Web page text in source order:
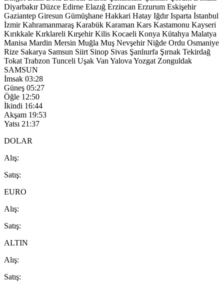
Diyarbakır Düzce Edirne Elazığ Erzincan Erzurum Eskişehir
Gaziantep Giresun Gümüşhane Hakkari Hatay Iğdır Isparta İstanbul
İzmir Kahramanmaraş Karabük Karaman Kars Kastamonu Kayseri
Kırıkkale Kırklareli Kırşehir Kilis Kocaeli Konya Kütahya Malatya
Manisa Mardin Mersin Muğla Muş Nevşehir Niğde Ordu Osmaniye
Rize Sakarya Samsun Siirt Sinop Sivas Şanlıurfa Şırnak Tekirdağ
Tokat Trabzon Tunceli Uşak Van Yalova Yozgat Zonguldak
SAMSUN
İmsak 03:28
Güneş 05:27
Öğle 12:50
İkindi 16:44
Akşam 19:53
Yatsı 21:37
DOLAR
Alış:
Satış:
EURO
Alış:
Satış:
ALTIN
Alış:
Satış: